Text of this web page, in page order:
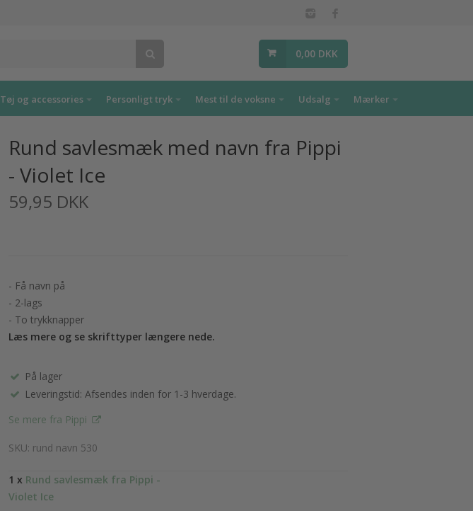
0,00 DKK
Tøj og accessories Personligt tryk Mest til de voksne Udsalg Mærker
Rund savlesmæk med navn fra Pippi
- Violet Ice
59,95 DKK
- Få navn på
- 2-lags
- To trykknapper
Læs mere og se skrifttyper længere nede.
På lager
Leveringstid: Afsendes inden for 1-3 hverdage.
Se mere fra Pippi
SKU: rund navn 530
1 x Rund savlesmæk fra Pippi -
Violet Ice